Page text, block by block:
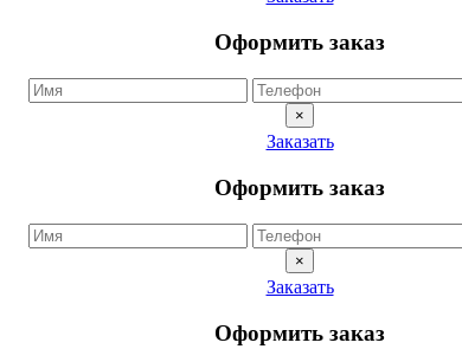
Оформить заказ
×
Заказать
Оформить заказ
×
Заказать
Оформить заказ